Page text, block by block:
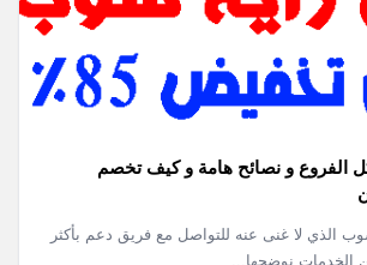
الفروع و نصائح هامة و كيف تخصم
الذي لا غنى عنه للتواصل مع فريق دعم بأكثر
الخدمات نوضحها...